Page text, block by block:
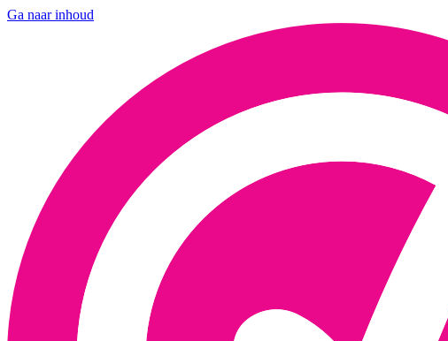
Ga naar inhoud